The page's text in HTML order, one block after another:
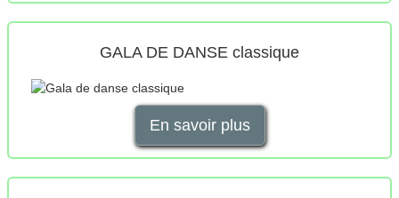
GALA DE DANSE classique
En savoir plus